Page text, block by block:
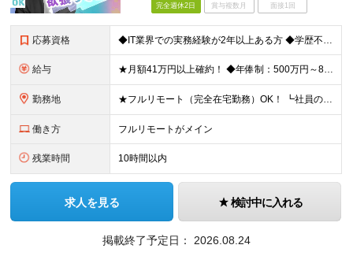
完全週休2日 賞与複数月 面接1回
応募資格 ◆IT業界での実務経験が2年以上ある方 ◆学歴不問 【こんな方も歓迎！】 ★「こうしたい！」という希望を積極的に発言してくれる方 ★イチからの基盤づくりに興味がある方 ★人とコミュニケーションを取る
給与 ★月額41万円以上確約！ ◆年俸制：500万円～800万円（12分割） ※固定残業代（45時間分/10万6065円～）含む。 ※超過分別途支給。 ※試用期間3カ月（その間の給与・待遇に変動なし）
勤務地 ★フルリモート（完全在宅勤務）OK！ ┗社員の半分がフルリモートです！ 東京本社／東京都町田市中町1丁目12-16 アイケーブリックス202 (変更の範囲)上記を除く当社関連勤務地
働き方 フルリモートがメイン
残業時間 10時間以内
求人を見る 検討中に入れる
掲載終了予定日： 2026.08.24